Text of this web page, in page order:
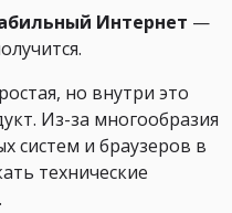
Интернет —
но внутри это
Из-за многообразия
систем и браузеров в
технические